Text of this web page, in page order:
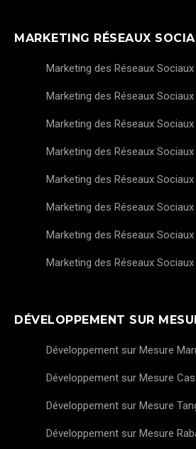
MARKETING RÉSEAUX
Marketing des Réseaux
Marketing des Réseaux
Marketing des Réseaux
Marketing des Réseaux
Marketing des Réseaux
Marketing des Réseaux Sociaux
Marketing des Réseaux
Marketing des Réseaux
DÉVELOPPEMENT SUR
Développement sur Mesure
Développement sur Mesure
Développement sur Mesure
Développement sur Mesure